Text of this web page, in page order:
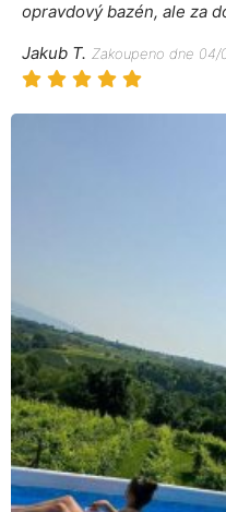
opravdový bazén, ale za
Jakub T. Zakoupeno dne 04/